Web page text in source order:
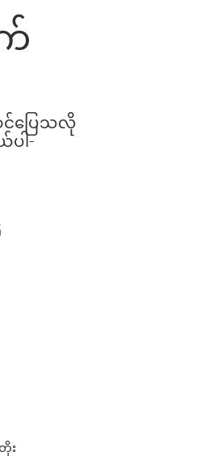
င်ပြေသလို
ပါ-
း